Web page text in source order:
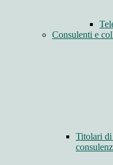
Consulenti e
Titolari